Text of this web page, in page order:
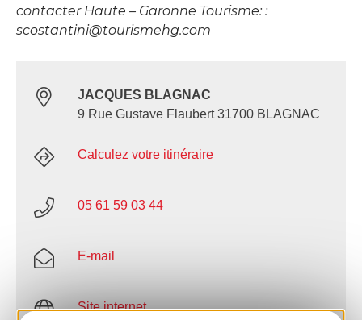
contacter Haute – Garonne Tourisme: :
scostantini@tourismehg.com
JACQUES BLAGNAC
9 Rue Gustave Flaubert 31700 BLAGNAC
Calculez votre itinéraire
05 61 59 03 44
E-mail
Site internet